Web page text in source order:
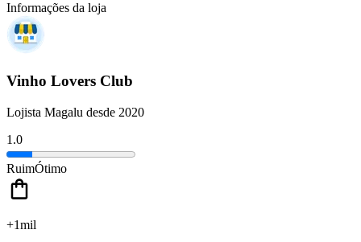
Informações da loja
Vinho Lovers Club
Lojista Magalu desde 2020
1.0
RuimÓtimo
+1mil